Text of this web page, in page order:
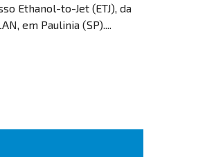
Ethanol-to-Jet (ETJ), da
em Paulinia (SP)....